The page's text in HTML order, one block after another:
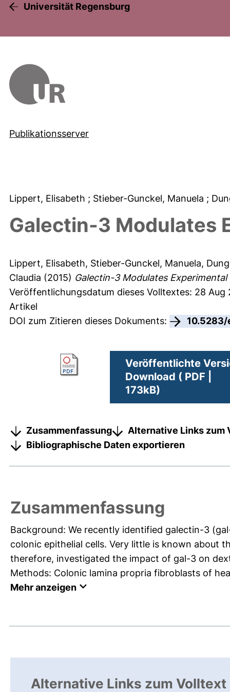
Universität Regensburg
Publikationsserver
Lippert, Elisabeth ; Stieber-Gunckel, Manuela ;
Galectin-3 Modulates
Lippert, Elisabeth, Stieber-Gunckel, Manuela,
Claudia (2015) Galectin-3 Modulates Experimental
Veröffentlichungsdatum dieses Volltextes: 28 Aug
Artikel
DOI zum Zitieren dieses Dokuments:
Veröffentlichte
Download ( PDF |
173kB)
Zusammenfassung
Alternative Links zum
Bibliographische Daten exportieren
Zusammenfassung
Background: We recently identified galectin-3
colonic epithelial cells. Very little is known about
therefore, investigated the impact of gal-3 on
Methods: Colonic lamina propria fibroblasts of
Mehr anzeigen
Alternative Links zum Volltext